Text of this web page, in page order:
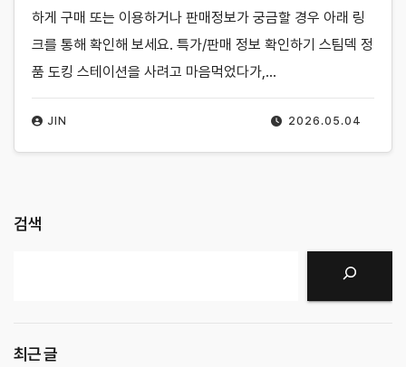
2026.05.04
JIN
하게 구매 또는 이용하거나 판매정보가 궁금할 경우 아래 링
크를 통해 확인해 보세요. 특가/판매 정보 확인하기 스팀덱 정
품 도킹 스테이션을 사려고 마음먹었다가,…
검색
최근 글